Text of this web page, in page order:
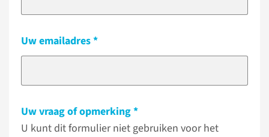
Uw emailadres
Uw vraag of opmerking
U kunt dit formulier niet gebruiken voor het